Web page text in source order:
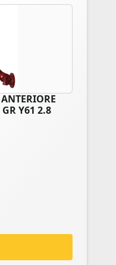
Y61 2.8